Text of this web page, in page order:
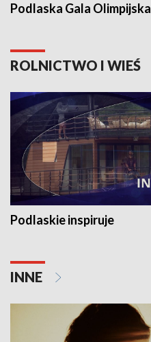
Podlaska Gala Olimpijska
ROLNICTWO I WIEŚ
Podlaskie inspiruje
INNE